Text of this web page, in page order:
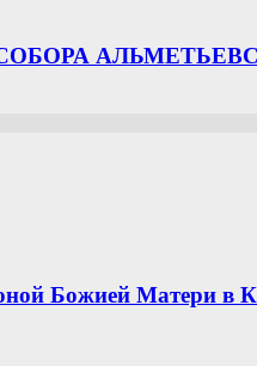
Божией Матери в